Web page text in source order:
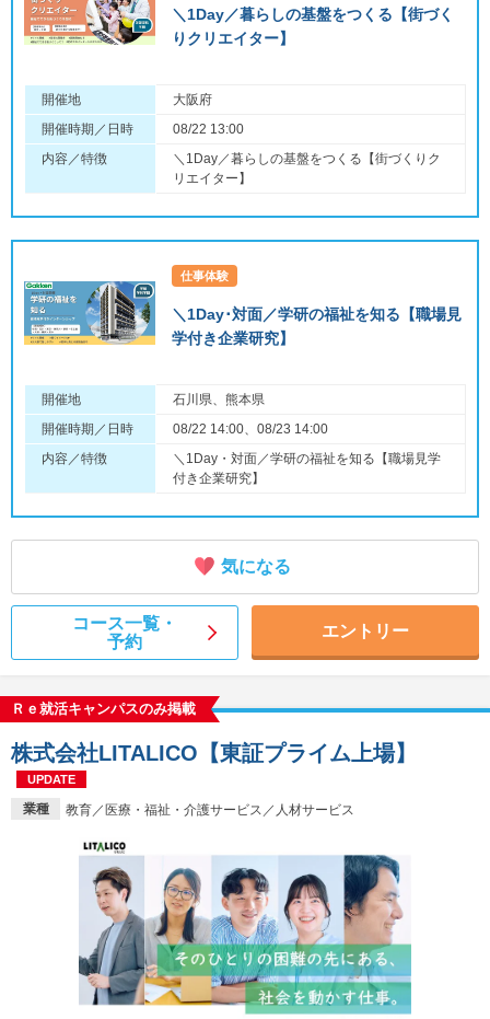
＼1Day／暮らしの基盤をつくる【街づく
りクリエイター】
開催地
大阪府
開催時期／日時
08/22 13:00
内容／特徴
＼1Day／暮らしの基盤をつくる【街づくりク
リエイター】
仕事体験
＼1Day･対面／学研の福祉を知る【職場見
学付き企業研究】
開催地
石川県、熊本県
開催時期／日時
08/22 14:00、08/23 14:00
内容／特徴
＼1Day・対面／学研の福祉を知る【職場見学
付き企業研究】
気になる
コース一覧・
予約
エントリー
Ｒｅ就活キャンパスのみ掲載
業種 教育／医療・福祉・介護サービス／人材サービス
株式会社LITALICO【東証プライム上場】
UPDATE